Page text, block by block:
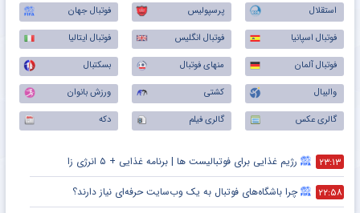
استقلال پرسپولیس
فوتبال جهان
فوتبال اسپانیا
فوتبال انگلیس
فوتبال ایتالیا
فوتبال آلمان
منهای فوتبال
بسکتبال
والیبال
کشتی
ورزش بانوان
گالری عکس
گالری فیلم دکه
۲۳:۱۳ رژیم غذایی برای فوتبالیست ها | برنامه غذایی + ۵ انرژی زا
۲۲:۵۸ چرا باشگاه‌های فوتبال به یک وب‌سایت حرفه‌ای نیاز دارند؟